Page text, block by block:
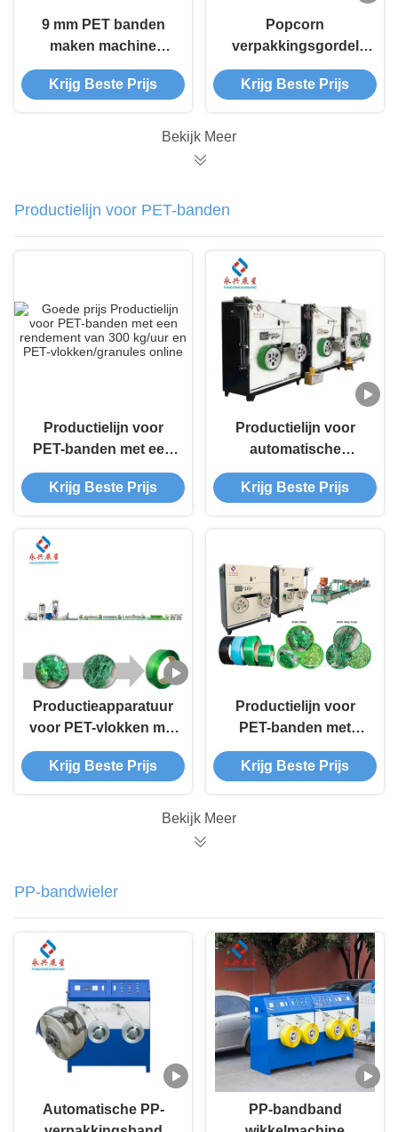
9 mm PET banden
maken machine
38CrMoAL
Krijg Beste Prijs
Popcorn
verpakkingsgordel
maken machine
volledig automatisch
Krijg Beste Prijs
Bekijk Meer
Productielijn voor PET-banden
Productielijn voor
PET-banden met een
rendement van 300
kg/uur en PET-
Krijg Beste Prijs
Productielijn voor
automatische
wikkeling van PET-
banden 9mm-25mm
korrels
Krijg Beste Prijs
Productieapparatuur
voor PET-vlokken met
automatisch wikkelen
van PET-banden
Krijg Beste Prijs
Productielijn voor
PET-banden met
automatische
wikkeling
Krijg Beste Prijs
Bekijk Meer
PP-bandwieler
Automatische PP-
PP-bandband